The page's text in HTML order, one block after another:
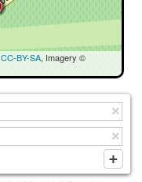
CC-BY-SA, Imagery ©